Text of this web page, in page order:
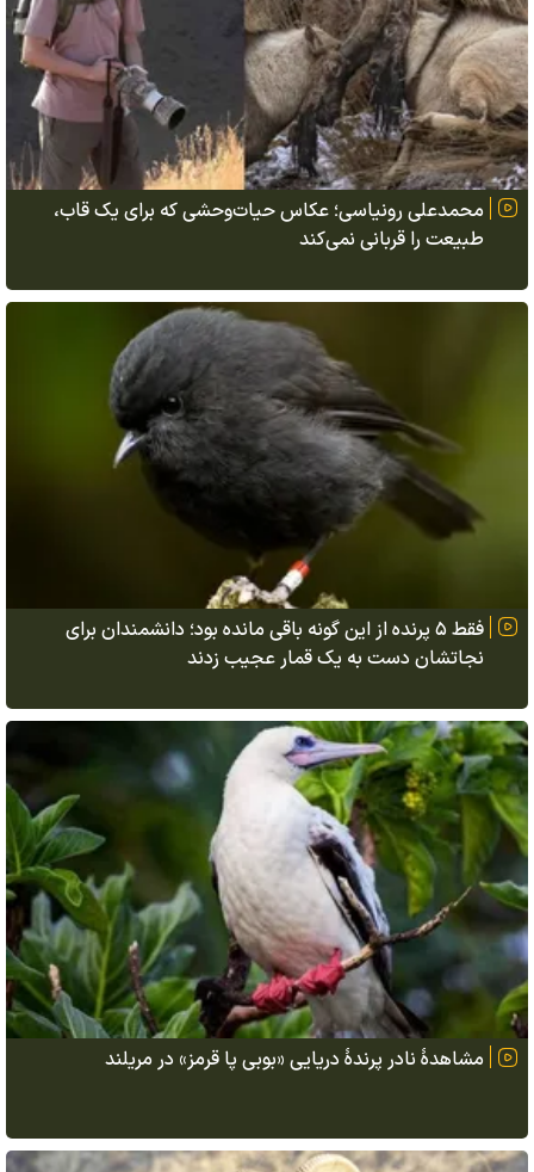
محمدعلی رونیاسی؛ عکاس حیات‌وحشی که برای یک قاب،
طبیعت را قربانی نمی‌کند
فقط ۵ پرنده از این گونه باقی مانده بود؛ دانشمندان برای
نجاتشان دست به یک قمار عجیب زدند
مشاهدهٔ نادر پرندهٔ دریایی «بوبی پا قرمز» در مریلند